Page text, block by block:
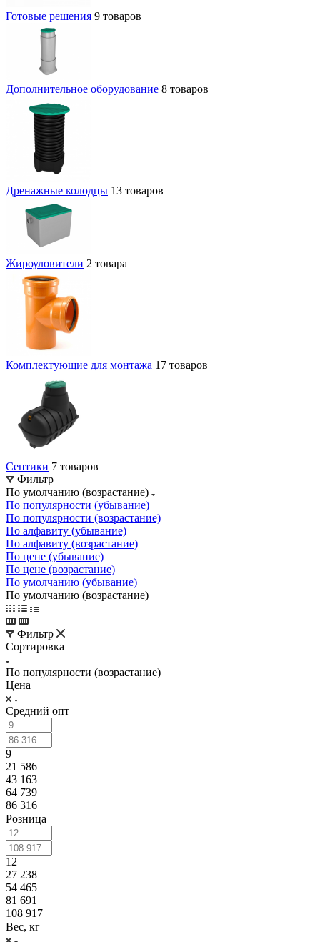
Готовые решения 9 товаров
Дополнительное оборудование 8 товаров
Дренажные колодцы 13 товаров
Жироуловители 2 товара
Комплектующие для монтажа 17 товаров
Септики 7 товаров
Фильтр
По умолчанию (возрастание)
По популярности (убывание)
По популярности (возрастание)
По алфавиту (убывание)
По алфавиту (возрастание)
По цене (убывание)
По цене (возрастание)
По умолчанию (убывание)
По умолчанию (возрастание)
Фильтр
Сортировка
По популярности (возрастание)
Цена
Средний опт
9
21 586
43 163
64 739
86 316
Розница
12
27 238
54 465
81 691
108 917
Вес, кг